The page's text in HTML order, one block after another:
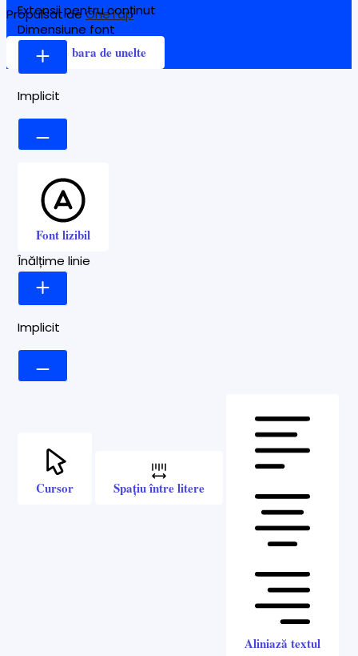
Propulsat deOneTap
Ascunde bara de unelte
Extensii pentru conținut
Dimensiune font
Implicit
Font lizibil
Înălțime linie
Implicit
Cursor Spațiu între litere
Aliniază textul